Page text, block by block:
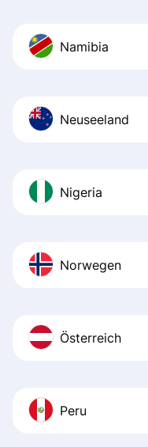
Namibia
Neuseeland
Nigeria
Norwegen
Österreich
Peru